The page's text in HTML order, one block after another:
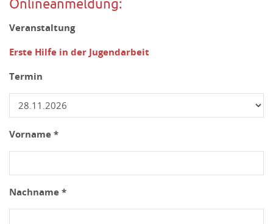
Onlineanmeldung:
Veranstaltung
Erste Hilfe in der Jugendarbeit
Termin
Vorname *
Nachname *